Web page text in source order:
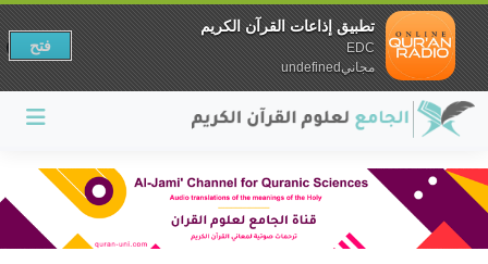
تطبيق إذاعات القرآن الكريم
EDC
مجانيundefined
فتح